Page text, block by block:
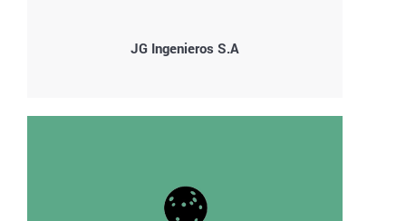
JG Ingenieros S.A